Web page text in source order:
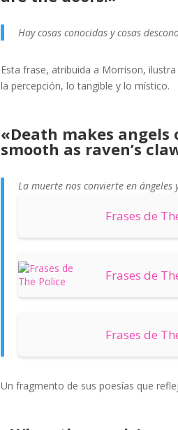
Hay cosas conocidas y cosas
Esta frase, atribuida a Morrison,
la percepción, lo tangible y lo místico.
«Death makes angels
smooth as raven’s
La muerte nos convierte en
Frases de
Frases de
Frases de
Un fragmento de sus poesías que